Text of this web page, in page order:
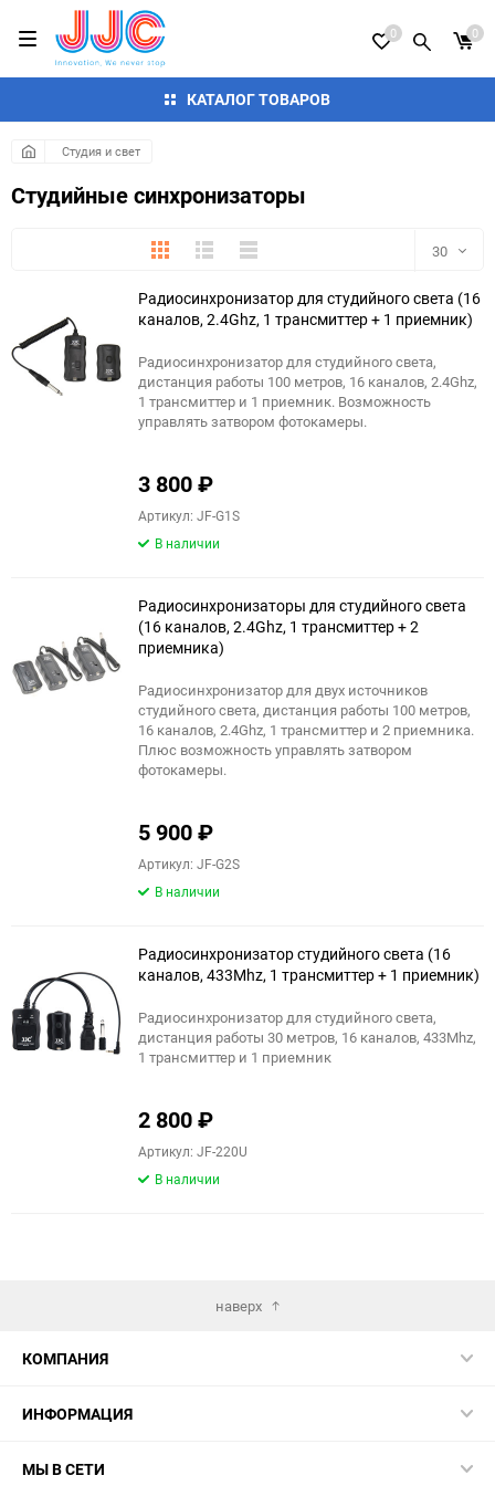
КАТАЛОГ ТОВАРОВ
0 0
Студия и свет
Студийные синхронизаторы
ПлиткаПодробноКомпактно 30
30
60
90
Радиосинхронизатор для студийного света (16
каналов, 2.4Ghz, 1 трансмиттер + 1 приемник)
Радиосинхронизатор для студийного света,
дистанция работы 100 метров, 16 каналов, 2.4Ghz,
1 трансмиттер и 1 приемник. Возможность
управлять затвором фотокамеры.
3 800₽
Артикул: JF-G1S
В наличии
Радиосинхронизаторы для студийного света
(16 каналов, 2.4Ghz, 1 трансмиттер + 2
приемника)
Радиосинхронизатор для двух источников
студийного света, дистанция работы 100 метров,
16 каналов, 2.4Ghz, 1 трансмиттер и 2 приемника.
Плюс возможность управлять затвором
фотокамеры.
5 900₽
Артикул: JF-G2S
В наличии
Радиосинхронизатор студийного света (16
каналов, 433Mhz, 1 трансмиттер + 1 приемник)
Радиосинхронизатор для студийного света,
дистанция работы 30 метров, 16 каналов, 433Mhz,
1 трансмиттер и 1 приемник
2 800₽
Артикул: JF-220U
В наличии
наверх
КОМПАНИЯ
ИНФОРМАЦИЯ
МЫ В СЕТИ